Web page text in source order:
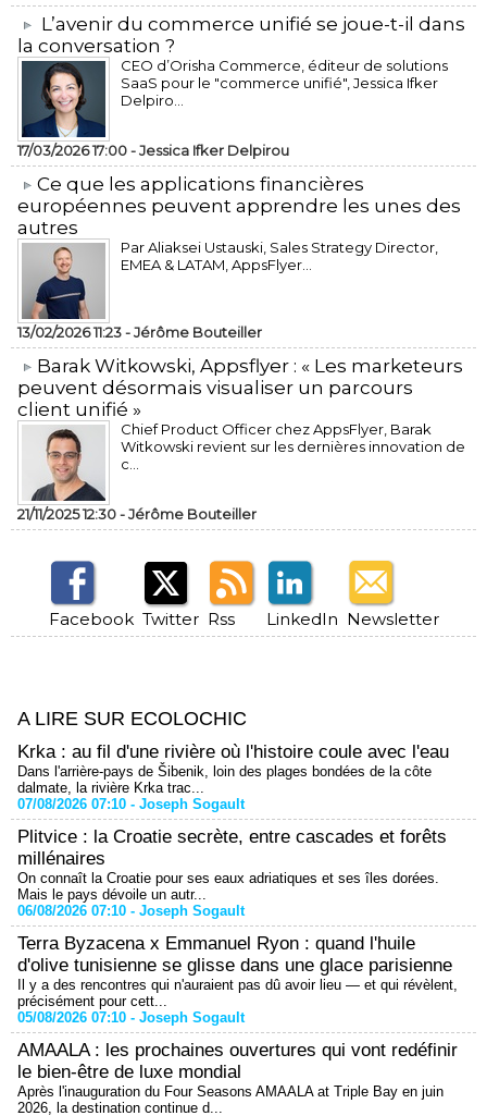
L’avenir du commerce unifié se joue-t-il dans
la conversation ?
CEO d’Orisha Commerce, éditeur de solutions
SaaS pour le "commerce unifié", Jessica Ifker
Delpiro...
17/03/2026 17:00 -Jessica Ifker Delpirou
​Ce que les applications financières
européennes peuvent apprendre les unes des
autres
Par Aliaksei Ustauski, Sales Strategy Director,
EMEA & LATAM, AppsFlyer...
13/02/2026 11:23 -Jérôme Bouteiller
​Barak Witkowski, Appsflyer : « Les marketeurs
peuvent désormais visualiser un parcours
client unifié »
Chief Product Officer chez AppsFlyer, ​Barak
Witkowski revient sur les dernières innovation de
c...
21/11/2025 12:30 -Jérôme Bouteiller
Facebook Twitter Rss LinkedIn Newsletter
A LIRE SUR ECOLOCHIC
Krka : au fil d'une rivière où l'histoire coule avec l'eau
Dans l'arrière-pays de Šibenik, loin des plages bondées de la côte
dalmate, la rivière Krka trac...
07/08/2026 07:10 - Joseph Sogault
Plitvice : la Croatie secrète, entre cascades et forêts
millénaires
On connaît la Croatie pour ses eaux adriatiques et ses îles dorées.
Mais le pays dévoile un autr...
06/08/2026 07:10 - Joseph Sogault
Terra Byzacena x Emmanuel Ryon : quand l'huile
d'olive tunisienne se glisse dans une glace parisienne
Il y a des rencontres qui n'auraient pas dû avoir lieu — et qui révèlent,
précisément pour cett...
05/08/2026 07:10 - Joseph Sogault
AMAALA : les prochaines ouvertures qui vont redéfinir
le bien-être de luxe mondial
Après l'inauguration du Four Seasons AMAALA at Triple Bay en juin
2026, la destination continue d...